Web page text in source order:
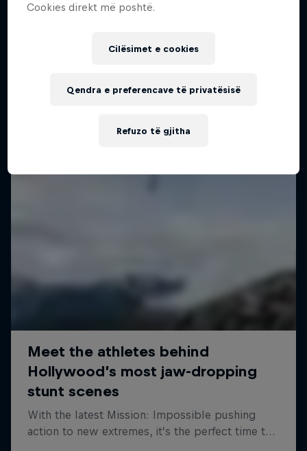
Cookies direkt më poshtë.
Cilësimet e cookies
Refuzo të gjitha
Qendra e preferencave të privatësisë